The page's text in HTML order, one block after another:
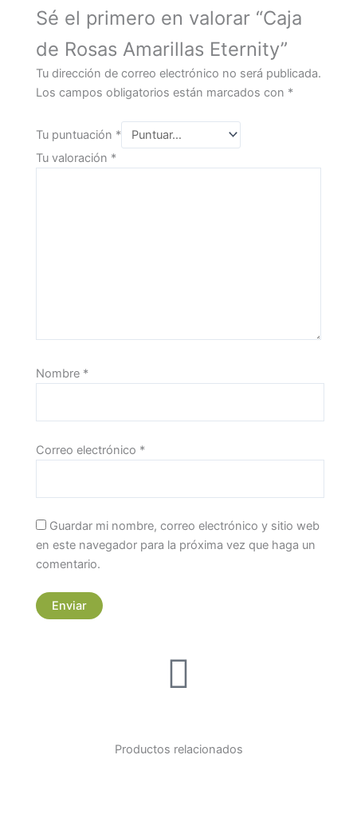
Sé el primero en valorar “Caja
de Rosas Amarillas Eternity”
Tu dirección de correo electrónico no será publicada.
Los campos obligatorios están marcados con *
Tu puntuación *
Tu valoración *
Nombre *
Correo electrónico *
Guardar mi nombre, correo electrónico y sitio web
en este navegador para la próxima vez que haga un
comentario.
Productos relacionados